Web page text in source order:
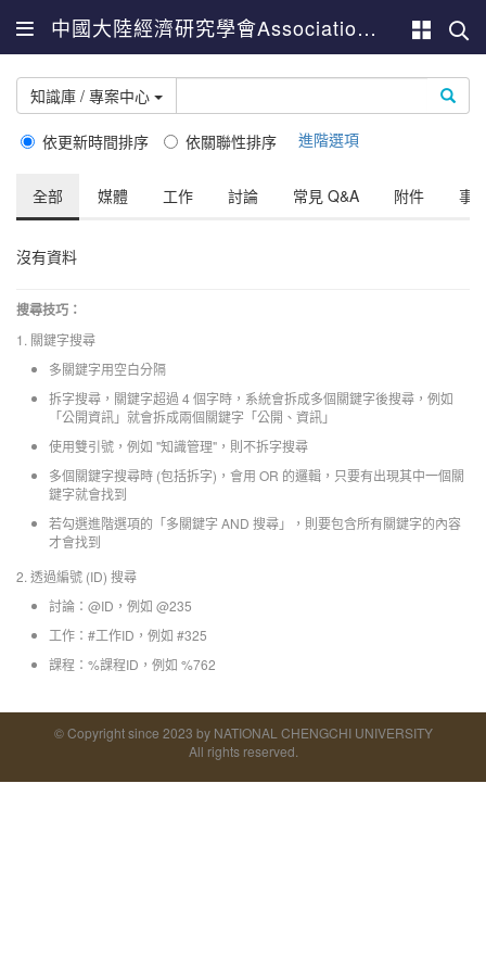
中國大陸經濟研究學會Association for China Economic Studies
知識庫 / 專案中心
依更新時間排序 依關聯性排序 進階選項
全部 媒體 工作 討論 常見 Q&A 附件 事
沒有資料
搜尋技巧：
1. 關鍵字搜尋
多關鍵字用空白分隔
拆字搜尋，關鍵字超過 4 個字時，系統會拆成多個關鍵字後搜尋，例如
「公開資訊」就會拆成兩個關鍵字「公開、資訊」
使用雙引號，例如 "知識管理"，則不拆字搜尋
多個關鍵字搜尋時 (包括拆字)，會用 OR 的邏輯，只要有出現其中一個關
鍵字就會找到
若勾選進階選項的「多關鍵字 AND 搜尋」，則要包含所有關鍵字的內容
才會找到
2. 透過編號 (ID) 搜尋
討論：@ID，例如 @235
工作：#工作ID，例如 #325
課程：%課程ID，例如 %762
© Copyright since 2023 by NATIONAL CHENGCHI UNIVERSITY
All rights reserved.